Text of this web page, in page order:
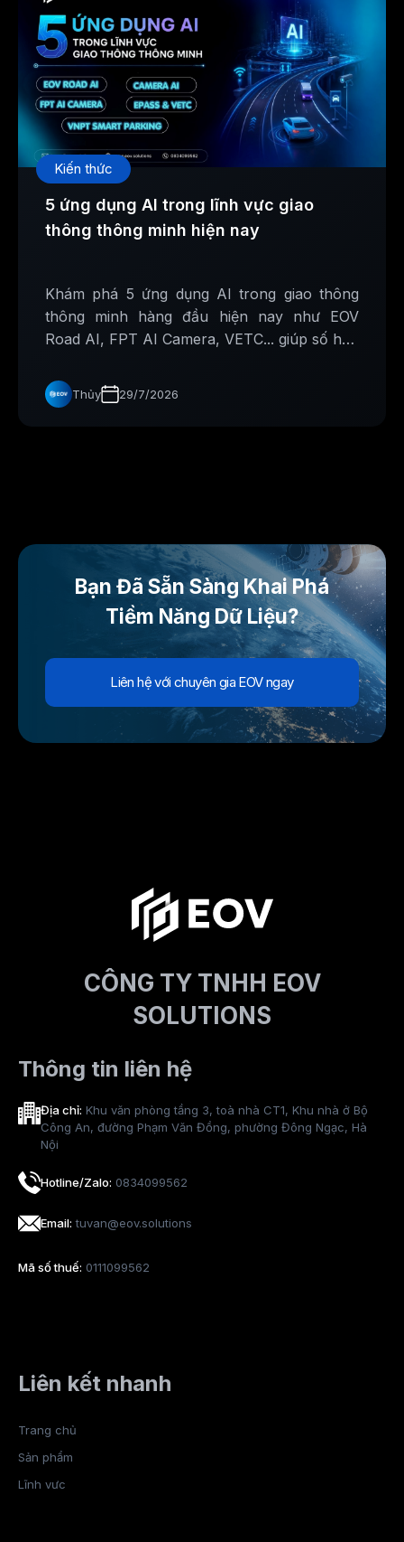
Kiến thức
5 ứng dụng AI trong lĩnh vực giao
thông thông minh hiện nay
Khám phá 5 ứng dụng AI trong giao thông
thông minh hàng đầu hiện nay như EOV
Road AI, FPT AI Camera, VETC... giúp số hóa
Thủy 29/7/2026
Bạn Đã Sẵn Sàng Khai Phá
Tiềm Năng Dữ Liệu?
Liên hệ với chuyên gia EOV ngay
CÔNG TY TNHH EOV
SOLUTIONS
Thông tin liên hệ
Địa chỉ: Khu văn phòng tầng 3, toà nhà CT1, Khu nhà ở Bộ
Công An, đường Phạm Văn Đồng, phường Đông Ngạc, Hà
Nội
Hotline/Zalo: 0834099562
Email: tuvan@eov.solutions
Mã số thuế: 0111099562
Liên kết nhanh
Trang chủ
Sản phẩm
Lĩnh vực